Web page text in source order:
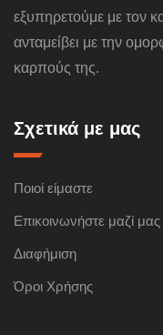
εξυπηρετούμε με τον
ανταμείβει με την
καρπούς της.
Σχετικά με μας
Ποιοί είμαστε
Επικοινωνήστε μαζί μας
Διαφήμιση
Όροι Χρήσης